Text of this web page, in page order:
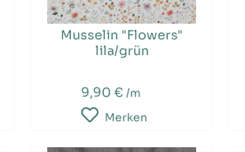
Musselin "Flowers"
lila/grün
9,90 € /m
Merken